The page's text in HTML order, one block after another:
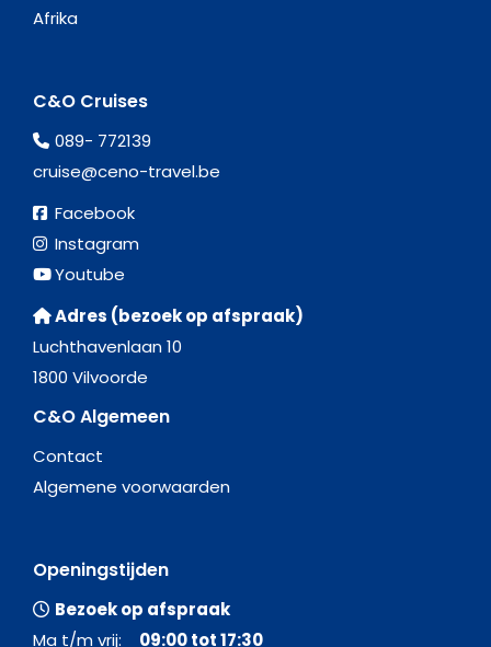
Afrika
C&O Cruises
089- 772139
cruise@ceno-travel.be
Facebook
Instagram
Youtube
Adres (bezoek op afspraak)
Luchthavenlaan 10
1800 Vilvoorde
C&O Algemeen
Contact
Algemene voorwaarden
Openingstijden
Bezoek op afspraak
Ma t/m vrij: 09:00 tot 17:30